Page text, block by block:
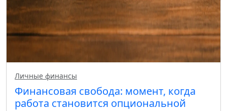
Личные финансы
Финансовая свобода: момент, когда
работа становится опциональной